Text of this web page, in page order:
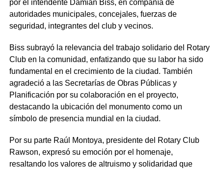
por el intendente Damián Biss, en compañía de
autoridades municipales, concejales, fuerzas de
seguridad, integrantes del club y vecinos.
Biss subrayó la relevancia del trabajo solidario del Rotary
Club en la comunidad, enfatizando que su labor ha sido
fundamental en el crecimiento de la ciudad. También
agradeció a las Secretarías de Obras Públicas y
Planificación por su colaboración en el proyecto,
destacando la ubicación del monumento como un
símbolo de presencia mundial en la ciudad.
Por su parte Raúl Montoya, presidente del Rotary Club
Rawson, expresó su emoción por el homenaje,
resaltando los valores de altruismo y solidaridad que